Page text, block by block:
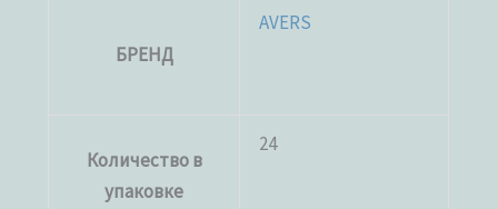
БРЕНД
AVERS
Количество в
упаковке
24